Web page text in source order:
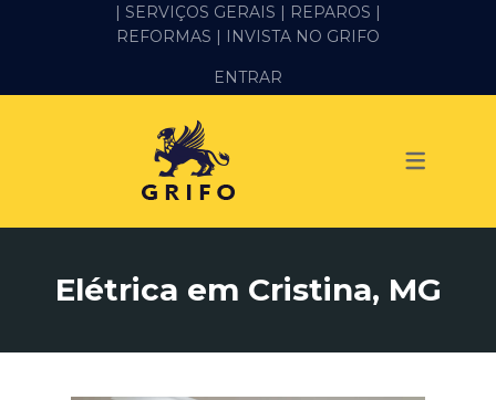
ALVENARIA E PEDREIRO
IMPERMEABILIZAÇÃO
| SERVIÇOS GERAIS | REPAROS |
REFORMAS | INVISTA NO GRIFO
ENTRAR
Elétrica em Cristina, MG